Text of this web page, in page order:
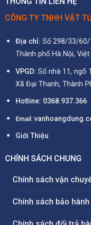
CÔNG TY TNHH VẬT
Địa chỉ: Số 298/33/60/
Thành phố Hà Nội, Việt
VPGD: Số nhà 11, ngõ
Xã Đại Thanh, Thành
Hotline: 0368.937.366
Email:
Giới Thiệu
CHÍNH SÁCH CHUNG
Chính sách vận
Chính sách bảo hành